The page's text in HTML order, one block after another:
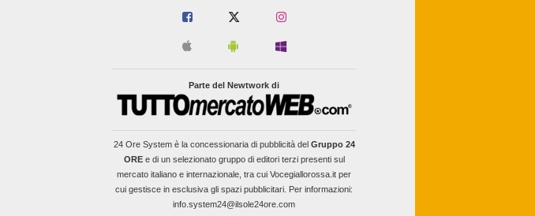
Parte del Newtwork di
24 Ore Systemè la concessionaria di pubblicità del Gruppo 24
OREe di un selezionato gruppo di editori terzi presenti sul
mercato italiano e internazionale, tra cui Vocegiallorossa.it per
cui gestisce in esclusiva gli spazi pubblicitari. Per informazioni:
info.system24@ilsole24ore.com